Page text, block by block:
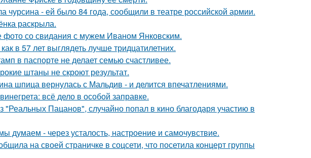
чурсина - ей было 84 года, сообщили в театре российской армии.
раскрыла.
фото со свидания с мужем Иваном Янковским.
в 57 лет выглядеть лучше тридцатилетних.
в паспорте не делает семью счастливее.
штаны не скроют результат.
шпица вернулась с Мальдив - и делится впечатлениями.
всё дело в особой заправке.
Пацанов", случайно попал в кино благодаря участию в
думаем - через усталость, настроение и самочувствие.
на своей страничке в соцсети, что посетила концерт группы